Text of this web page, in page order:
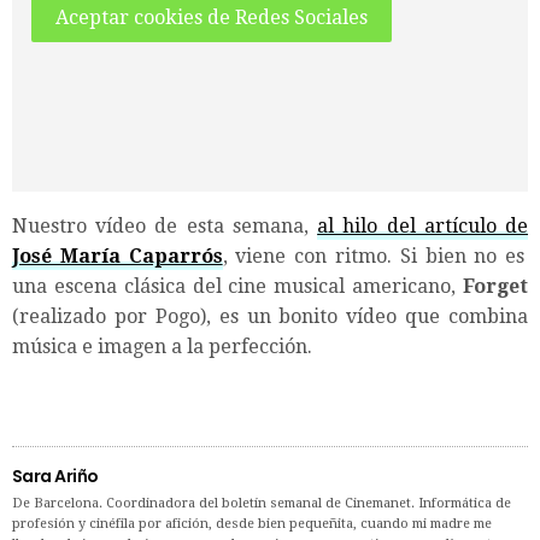
Aceptar cookies de Redes Sociales
Nuestro vídeo de esta semana,al hilo del artículo de
José María Caparrós, viene con ritmo. Si bien no es
una escena clásica del cine musical americano, Forget
(realizado por Pogo), es un bonito vídeo que combina
música e imagen a la perfección.
Sara Ariño
De Barcelona. Coordinadora del boletín semanal de Cinemanet. Informática de
profesión y cinéfila por afición, desde bien pequeñita, cuando mi madre me